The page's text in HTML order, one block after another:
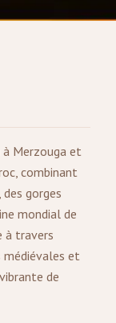
à Merzouga et
combinant
, des gorges
mondial de
à travers
médiévales et
de